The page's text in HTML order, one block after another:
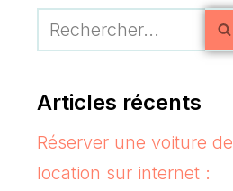
Articles récents
Réserver une voiture de
location sur internet :